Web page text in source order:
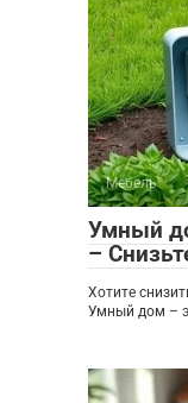
Мебель
Умный
–
Хотите
Умный дом –